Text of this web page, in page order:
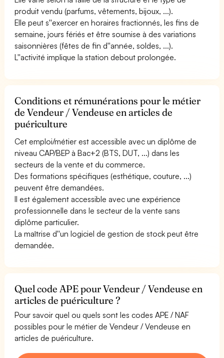
produit vendu (parfums, vêtements, bijoux, ...).
Elle peut s''exercer en horaires fractionnés, les fins de
semaine, jours fériés et être soumise à des variations
saisonnières (fêtes de fin d''année, soldes, ...).
L''activité implique la station debout prolongée.
Conditions et rémunérations pour le métier
de Vendeur / Vendeuse en articles de
puériculture
Cet emploi/métier est accessible avec un diplôme de
niveau CAP/BEP à Bac+2 (BTS, DUT, ...) dans les
secteurs de la vente et du commerce.
Des formations spécifiques (esthétique, couture, ...)
peuvent être demandées.
Il est également accessible avec une expérience
professionnelle dans le secteur de la vente sans
diplôme particulier.
La maîtrise d''un logiciel de gestion de stock peut être
demandée.
Quel code APE pour Vendeur / Vendeuse en
articles de puériculture ?
Pour savoir quel ou quels sont les codes APE / NAF
possibles pour le métier de Vendeur / Vendeuse en
articles de puériculture.